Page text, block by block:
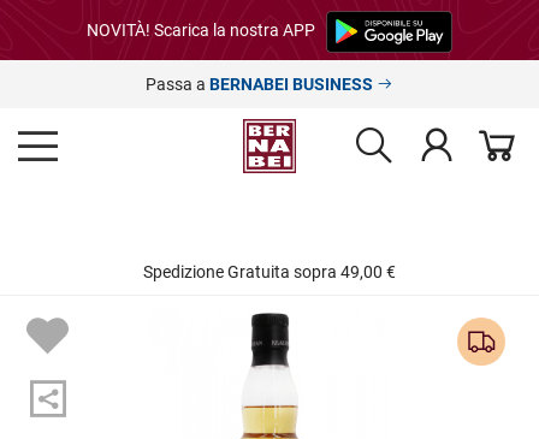
NOVITÀ! Scarica la nostra APP
Passa a BERNABEI BUSINESS
Spedizione Gratuita sopra 49,00 €